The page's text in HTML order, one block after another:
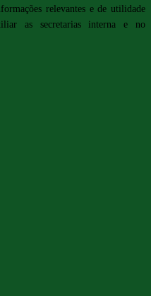
relevantes e de utilidade
as secretarias interna e no